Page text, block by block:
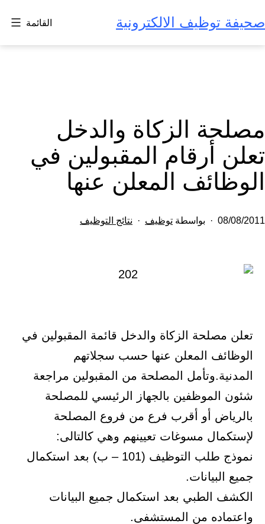
إلى
المحتوى
صحيفة توظيف الالكترونية القائمة
مصلحة الزكاة والدخل
تعلن أرقام المقبولين في
الوظائف المعلن عنها
تم
08/08/2011 بواسطة توظيف
مصنف
نتائج التوظيف
تعلن مصلحة الزكاة والدخل قائمة المقبولين في
الوظائف المعلن عنها حسب سجلاتهم
المدنية.وتأمل المصلحة من المقبولين مراجعة
شئون الموظفين بالجهاز الرئيسي للمصلحة
بالرياض أو أقرب فرع من فروع المصلحة
لإستكمال مسوغات تعيينهم وهي كالتالى:
نموذج طلب التوظيف (101 – ب) بعد استكمال
جميع البيانات.
الكشف الطبي بعد استكمال جميع البيانات
واعتماده من المستشفى.